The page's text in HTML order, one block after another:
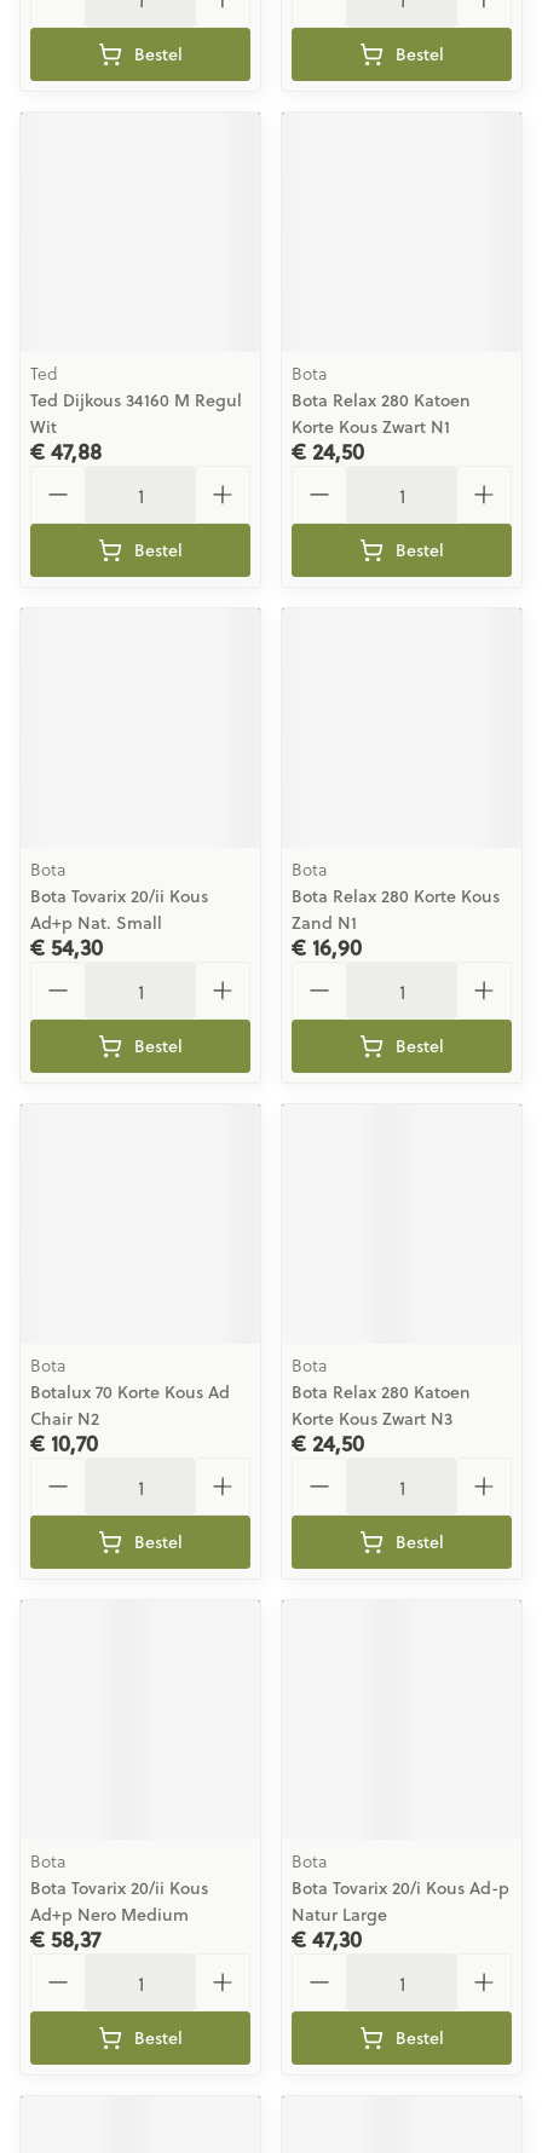
Bestel Bestel
Ted
Ted Dijkous 34160 M Regul
Wit
€ 47,88
Bestel
Bota
Bota Relax 280 Katoen
Korte Kous Zwart N1
€ 24,50
Bestel
Bota
Bota Tovarix 20/ii Kous
Ad+p Nat. Small
€ 54,30
Bestel
Bota
Bota Relax 280 Korte Kous
Zand N1
€ 16,90
Bestel
Bota
Botalux 70 Korte Kous Ad
Chair N2
€ 10,70
Bestel
Bota
Bota Relax 280 Katoen
Korte Kous Zwart N3
€ 24,50
Bestel
Bota
Bota Tovarix 20/ii Kous
Ad+p Nero Medium
€ 58,37
Bestel
Bota
Bota Tovarix 20/i Kous Ad-p
Natur Large
€ 47,30
Bestel